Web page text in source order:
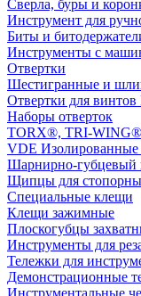
Сверла, буры и
Инструмент для
Биты и
Инструменты с
Отвертки
Шестигранные и
Отвертки для
Наборы отверток
TORX®, TRI-
VDE Изолированные
Шарнирно-губцевый
Щипцы для
Специальные клещи
Клещи зажимные
Плоскогубцы
Инструменты для
Тележки для
Демонстрационные
Инструментальные